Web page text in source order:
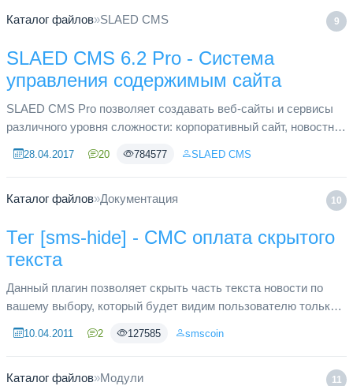
9
Каталог файлов»SLAED CMS
SLAED CMS 6.2 Pro - Система
управления содержимым сайта
SLAED CMS Pro позволяет создавать веб-сайты и сервисы
различного уровня сложности: корпоративный сайт, новостной
позволяет лю...
28.04.2017 20 784577 SLAED CMS
10
Каталог файлов»Документация
Тег [sms-hide] - СМС оплата скрытого
текста
Данный плагин позволяет скрыть часть текста новости по
вашему выбору, который будет видим пользователю только
еще не оплати...
10.04.2011 2 127585 smscoin
11
Каталог файлов»Модули